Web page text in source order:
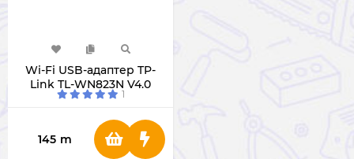
Wi-Fi USB-адаптер TP-
Link TL-WN823N V4.0
1
145 m